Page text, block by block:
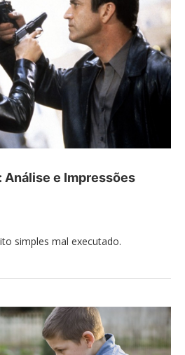
Análise e Impressões
simples mal executado.